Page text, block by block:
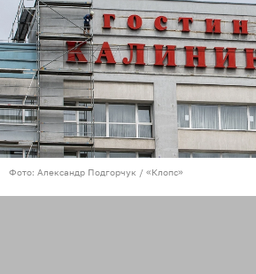
Фото: Александр Подгорчук / «Клопс»